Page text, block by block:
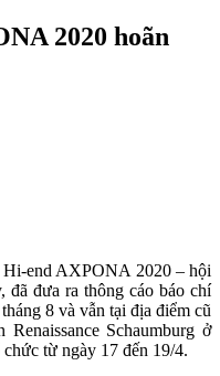
2020 hoãn
Hi-end AXPONA 2020 – hội
đã đưa ra thông cáo báo chí
8 và vẫn tại địa điểm cũ
Schaumburg ở
từ ngày 17 đến 19/4.